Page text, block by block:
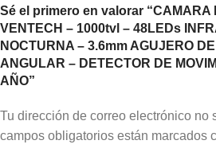
Sé el primero en valorar “CAMARA
VENTECH – 1000tvl – 48LEDs
NOCTURNA – 3.6mm AGUJERO
ANGULAR – DETECTOR DE
AÑO”
Tu dirección de correo electrónico no
campos obligatorios están marcados